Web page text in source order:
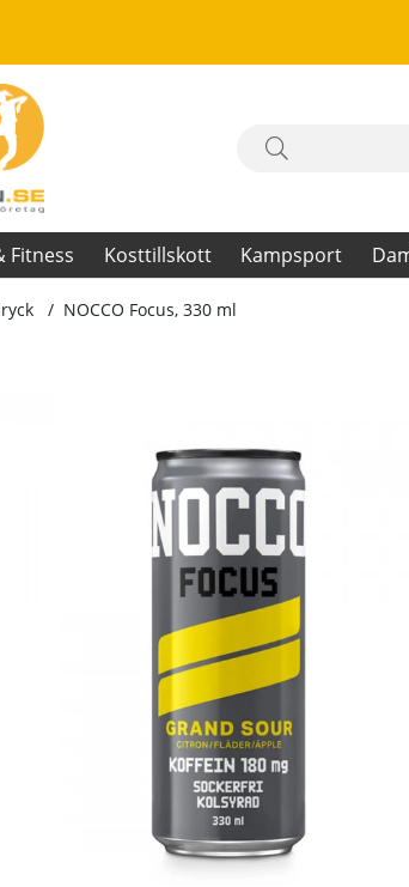
Fitness Kosttillskott Kampsport
NOCCO Focus, 330 ml